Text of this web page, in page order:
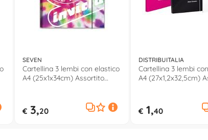
SEVEN
Cartellina 3 lembi con elastico
A4 (25x1x34cm) Assortito
€ 3,20
DISTRIBUITALIA
Cartellina 3 lembi
A4 (27x1,2x32,5cm)
€ 1,40